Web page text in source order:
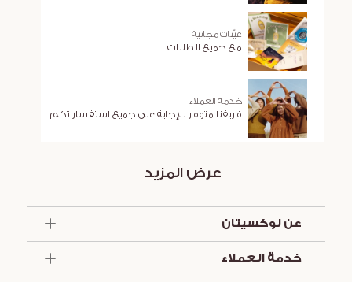
عيّنات مجانية
مع جميع الطلبات
خدمة العملاء
فريقنا متوفر للإجابة على جميع استفساراتكم
عرض المزيد
عن لوكسيتان
خدمة العملاء